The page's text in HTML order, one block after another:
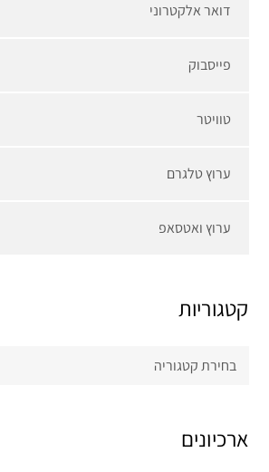
דואר אלקטרוני
פייסבוק
טוויטר
ערוץ טלגרם
ערוץ ואטסאפ
קטגוריות
ארכיונים